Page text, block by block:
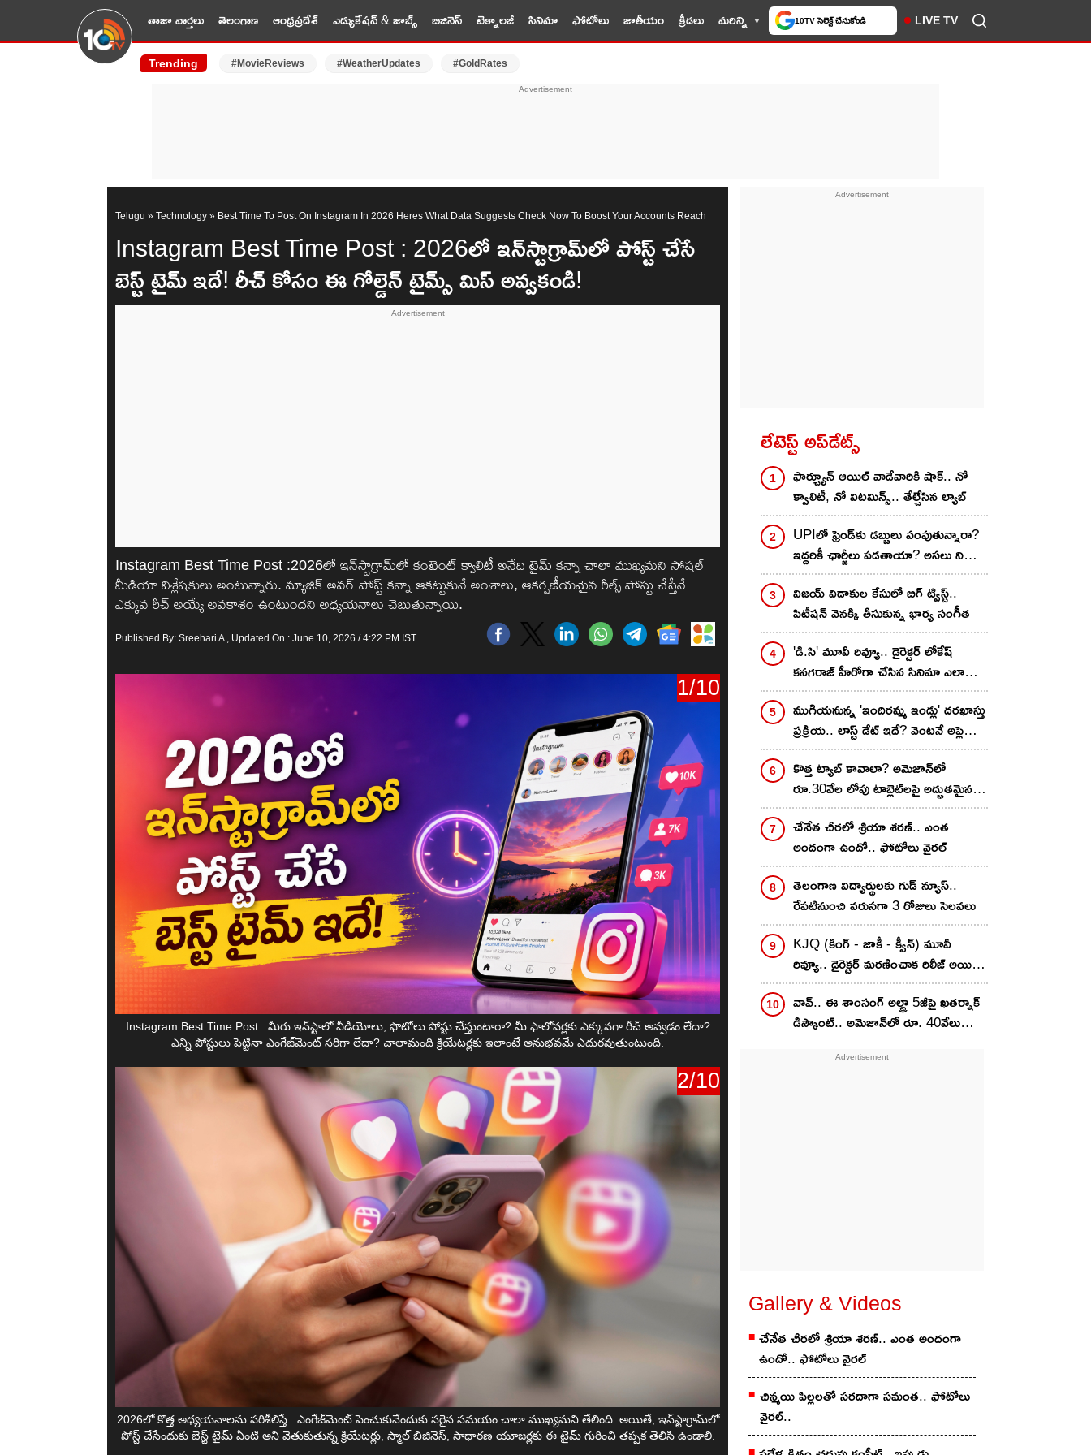
తాజా వార్తలు తెలంగాణ ఆంధ్రప్రదేశ్ ఎడ్యుకేషన్ & జాబ్స్ బిజినెస్ టెక్నాలజీ సినిమా ఫోటోలు జాతీయం క్రీడలు మరిన్ని
చేసుకోండి
LIVE TV
Trending #MovieReviews #WeatherUpdates #GoldRates
Telugu » Technology » Best Time To Post On Instagram In 2026 Heres What Data Suggests Check Now To Boost Your Accounts Reach
Instagram Best Time Post : 2026లో ఇన్‌స్టాగ్రామ్‌లో పోస్ట్ చేసే
బెస్ట్ టైమ్ ఇదే! రీచ్ కోసం ఈ గోల్డెన్ టైమ్స్ మిస్ అవ్వకండి!
Instagram Best Time Post :2026లో ఇన్‌స్టాగ్రామ్‌లో కంటెంట్ క్వాలిటీ అనేది టైమ్ కన్నా చాలా ముఖ్యమని సోషల్
మీడియా విశ్లేషకులు అంటున్నారు. మ్యాజిక్ అవర్ పోస్ట్ కన్నా ఆకట్టుకునే అంశాలు, ఆకర్షణీయమైన రీల్స్ పోస్టు చేస్తేనే
ఎక్కువ రీచ్ అయ్యే అవకాశం ఉంటుందని అధ్యయనాలు చెబుతున్నాయి.
Published By: Sreehari A , Updated On : June 10, 2026 / 4:22 PM IST
1/10
Instagram Best Time Post : మీరు ఇన్‌స్టాలో వీడియోలు, ఫొటోలు పోస్టు చేస్తుంటారా? మీ ఫాలోవర్లకు ఎక్కువగా రీచ్ అవ్వడం లేదా?
ఎన్ని పోస్టులు పెట్టినా ఎంగేజ్‌మెంట్ సరిగా లేదా? చాలామంది క్రియేటర్లకు ఇలాంటే అనుభవమే ఎదురవుతుంటుంది.
2/10
2026లో కొత్త అధ్యయనాలను పరిశీలిస్తే.. ఎంగేజ్‌మెంట్‌ పెంచుకునేందుకు సరైన సమయం చాలా ముఖ్యమని తేలింది. అయితే, ఇన్‌స్టాగ్రామ్‌లో
పోస్ట్ చేసేందుకు బెస్ట్ టైమ్ ఏంటి అని వెతుకుతున్న క్రియేటర్లు, స్మాల్ బిజినెస్, సాధారణ యూజర్లకు ఈ టైమ్ గురించి తప్పక తెలిసి ఉండాలి.
లేటెస్ట్ అప్‌డేట్స్
ఫార్చ్యూన్ ఆయిల్ వాడేవారికి షాక్.. నో
క్వాలిటీ, నో విటమిన్స్.. తేల్చేసిన ల్యాబ్
UPIలో ఫ్రెండ్‌కు డబ్బులు పంపుతున్నారా?
ఇద్దరికీ ఛార్జీలు పడతాయా? అసలు నిజం
ఇదే..!
విజయ్ విడాకుల కేసులో బిగ్ ట్విస్ట్..
పిటీషన్ వెనక్కి తీసుకున్న భార్య సంగీత
'డి.సి' మూవీ రివ్యూ.. డైరెక్టర్ లోకేష్
కనగరాజ్ హీరోగా చేసిన సినిమా ఎలా
ఉందంటే..?
ముగియనున్న 'ఇందిరమ్మ ఇండ్లు' దరఖాస్తు
ప్రక్రియ.. లాస్ట్ డేట్ ఇదే? వెంటనే అప్లై
చేసుకోండి ఇలా!
కొత్త ట్యాబ్ కావాలా? అమెజాన్‌లో
రూ.30వేల లోపు టాబ్లెట్‌లపై అద్భుతమైన
డీల్స్.. మీ ఫేవరెట్ ఇదేనా?
చేనేత చీర‌లో శ్రియా శ‌ర‌ణ్‌.. ఎంత
అందంగా ఉందో.. ఫోటోలు వైర‌ల్
తెలంగాణ విద్యార్థులకు గుడ్ న్యూస్..
రేపటినుంచి వరుసగా 3 రోజులు సెలవలు
KJQ (కింగ్ - జాకీ - క్వీన్) మూవీ
రివ్యూ.. డైరెక్టర్ మరణించాక రిలీజ్ అయిన
సినిమా..
వావ్.. ఈ శాంసంగ్ అల్ట్రా 5జీపై ఖతర్నాక్
డిస్కౌంట్.. అమెజాన్‌లో రూ. 40వేలు
Gallery & Videos
చేనేత చీర‌లో శ్రియా శ‌ర‌ణ్‌.. ఎంత అందంగా
ఉందో.. ఫోటోలు వైర‌ల్
చిన్మ‌యి పిల్ల‌ల‌తో స‌ర‌దాగా సమంత‌.. ఫోటోలు
వైర‌ల్..